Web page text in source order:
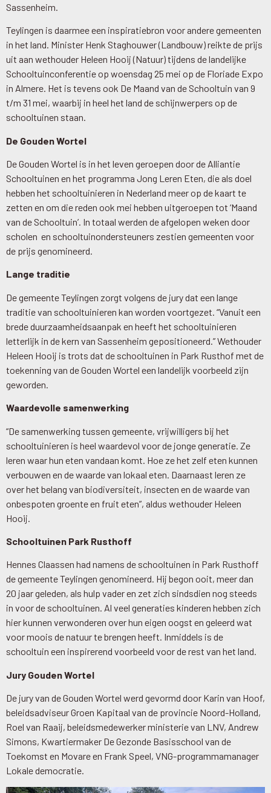
Sassenheim.
Teylingen is daarmee een inspiratiebron voor andere gemeenten
in het land. Minister Henk Staghouwer (Landbouw) reikte de prijs
uit aan wethouder Heleen Hooij (Natuur) tijdens de landelijke
Schooltuinconferentie op woensdag 25 mei op de Floriade Expo
in Almere. Het is tevens ook De Maand van de Schooltuin van 9
t/m 31 mei, waarbij in heel het land de schijnwerpers op de
schooltuinen staan.
De Gouden Wortel
De Gouden Wortel is in het leven geroepen door de Alliantie
Schooltuinen en het programma Jong Leren Eten, die als doel
hebben het schooltuinieren in Nederland meer op de kaart te
zetten en om die reden ook mei hebben uitgeroepen tot ‘Maand
van de Schooltuin’. In totaal werden de afgelopen weken door
scholen en schooltuinondersteuners zestien gemeenten voor
de prijs genomineerd.
Lange traditie
De gemeente Teylingen zorgt volgens de jury dat een lange
traditie van schooltuinieren kan worden voortgezet. “Vanuit een
brede duurzaamheidsaanpak en heeft het schooltuinieren
letterlijk in de kern van Sassenheim gepositioneerd.” Wethouder
Heleen Hooij is trots dat de schooltuinen in Park Rusthof met de
toekenning van de Gouden Wortel een landelijk voorbeeld zijn
geworden.
Waardevolle samenwerking
“De samenwerking tussen gemeente, vrijwilligers bij het
schooltuinieren is heel waardevol voor de jonge generatie. Ze
leren waar hun eten vandaan komt. Hoe ze het zelf eten kunnen
verbouwen en de waarde van lokaal eten. Daarnaast leren ze
over het belang van biodiversiteit, insecten en de waarde van
onbespoten groente en fruit eten”, aldus wethouder Heleen
Hooij.
Schooltuinen Park Rusthoff
Hennes Claassen had namens de schooltuinen in Park Rusthoff
de gemeente Teylingen genomineerd. Hij begon ooit, meer dan
20 jaar geleden, als hulp vader en zet zich sindsdien nog steeds
in voor de schooltuinen. Al veel generaties kinderen hebben zich
hier kunnen verwonderen over hun eigen oogst en geleerd wat
voor moois de natuur te brengen heeft. Inmiddels is de
schooltuin een inspirerend voorbeeld voor de rest van het land.
Jury Gouden Wortel
De jury van de Gouden Wortel werd gevormd door Karin van Hoof,
beleidsadviseur Groen Kapitaal van de provincie Noord-Holland,
Roel van Raaij, beleidsmedewerker ministerie van LNV, Andrew
Simons, Kwartiermaker De Gezonde Basisschool van de
Toekomst en Movare en Frank Speel, VNG-programmamanager
Lokale democratie.